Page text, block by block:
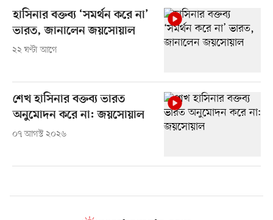
হাসিনার বক্তব্য ‘সমর্থন করে না’
ভারত, জানালেন জয়সোয়াল
২২ ঘণ্টা আগে
শেখ হাসিনার বক্তব্য ভারত
অনুমোদন করে না: জয়সোয়াল
০৭ আগস্ট ২০২৬